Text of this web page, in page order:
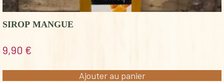
SIROP MANGUE
9,90 €
Ajouter au panier